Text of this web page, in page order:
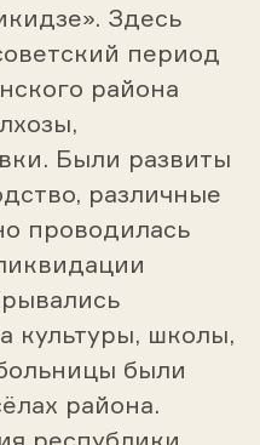
Здесь
период
района
Были развиты
различные
проводилась
культуры, школы,
были
района.